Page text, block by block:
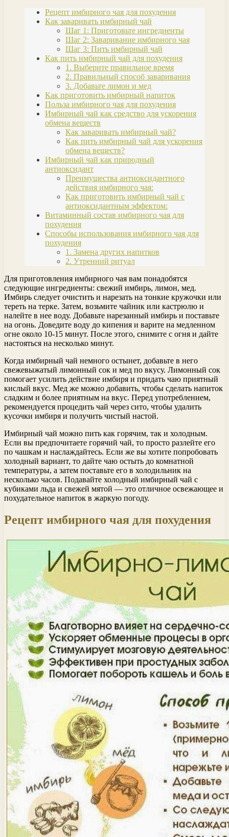
Рецепт имбирного чая для похудения
Как заваривать имбирный чай
Шаг 1: Приготовьте ингредиенты
Шаг 2: Заваривание имбирного чая
Шаг 3: Пить имбирный чай
Как пить имбирный чай для похудения
1. Выберите правильное время
2. Правильный способ заваривания
3. Добавьте лимон и мед
Как приготовить имбирный напиток
Польза имбирного чая для похудения
Имбирный чай как средство для ускорения
обмена веществ
Как заваривать имбирный чай?
Как пить имбирный чай для ускорения
обмена веществ?
Имбирный чай как природный
антиоксидант
Преимущества антиоксидантного
действия имбирного чая:
Как приготовить имбирный чай с
антиоксидантным эффектом:
Витаминный состав имбирного чая для
похудения
Способы использования имбирного чая для
похудения
1. Замена других напитков
2. Утренний ритуал
Для приготовления имбирного чая вам понадобятся
следующие ингредиенты: свежий имбирь, лимон, мед.
Имбирь следует очистить и нарезать на тонкие кружочки или
тереть на терке. Затем, возьмите чайник или кастрюлю и
налейте в нее воду. Добавьте нарезанный имбирь и поставьте
на огонь. Доведите воду до кипения и варите на медленном
огне около 10-15 минут. После этого, снимите с огня и дайте
настояться на несколько минут.
Когда имбирный чай немного остынет, добавьте в него
свежевыжатый лимонный сок и мед по вкусу. Лимонный сок
помогает усилить действие имбиря и придать чаю приятный
кислый вкус. Мед же можно добавить, чтобы сделать напиток
сладким и более приятным на вкус. Перед употреблением,
рекомендуется процедить чай через сито, чтобы удалить
кусочки имбиря и получить чистый настой.
Имбирный чай можно пить как горячим, так и холодным.
Если вы предпочитаете горячий чай, то просто разлейте его
по чашкам и наслаждайтесь. Если же вы хотите попробовать
холодный вариант, то дайте чаю остыть до комнатной
температуры, а затем поставьте его в холодильник на
несколько часов. Подавайте холодный имбирный чай с
кубиками льда и свежей мятой — это отличное освежающее и
похудательное напиток в жаркую погоду.
Рецепт имбирного чая для похудения